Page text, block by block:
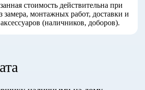
стоимость действительна при
замера, монтажных работ, доставки и
(наличников, доборов).